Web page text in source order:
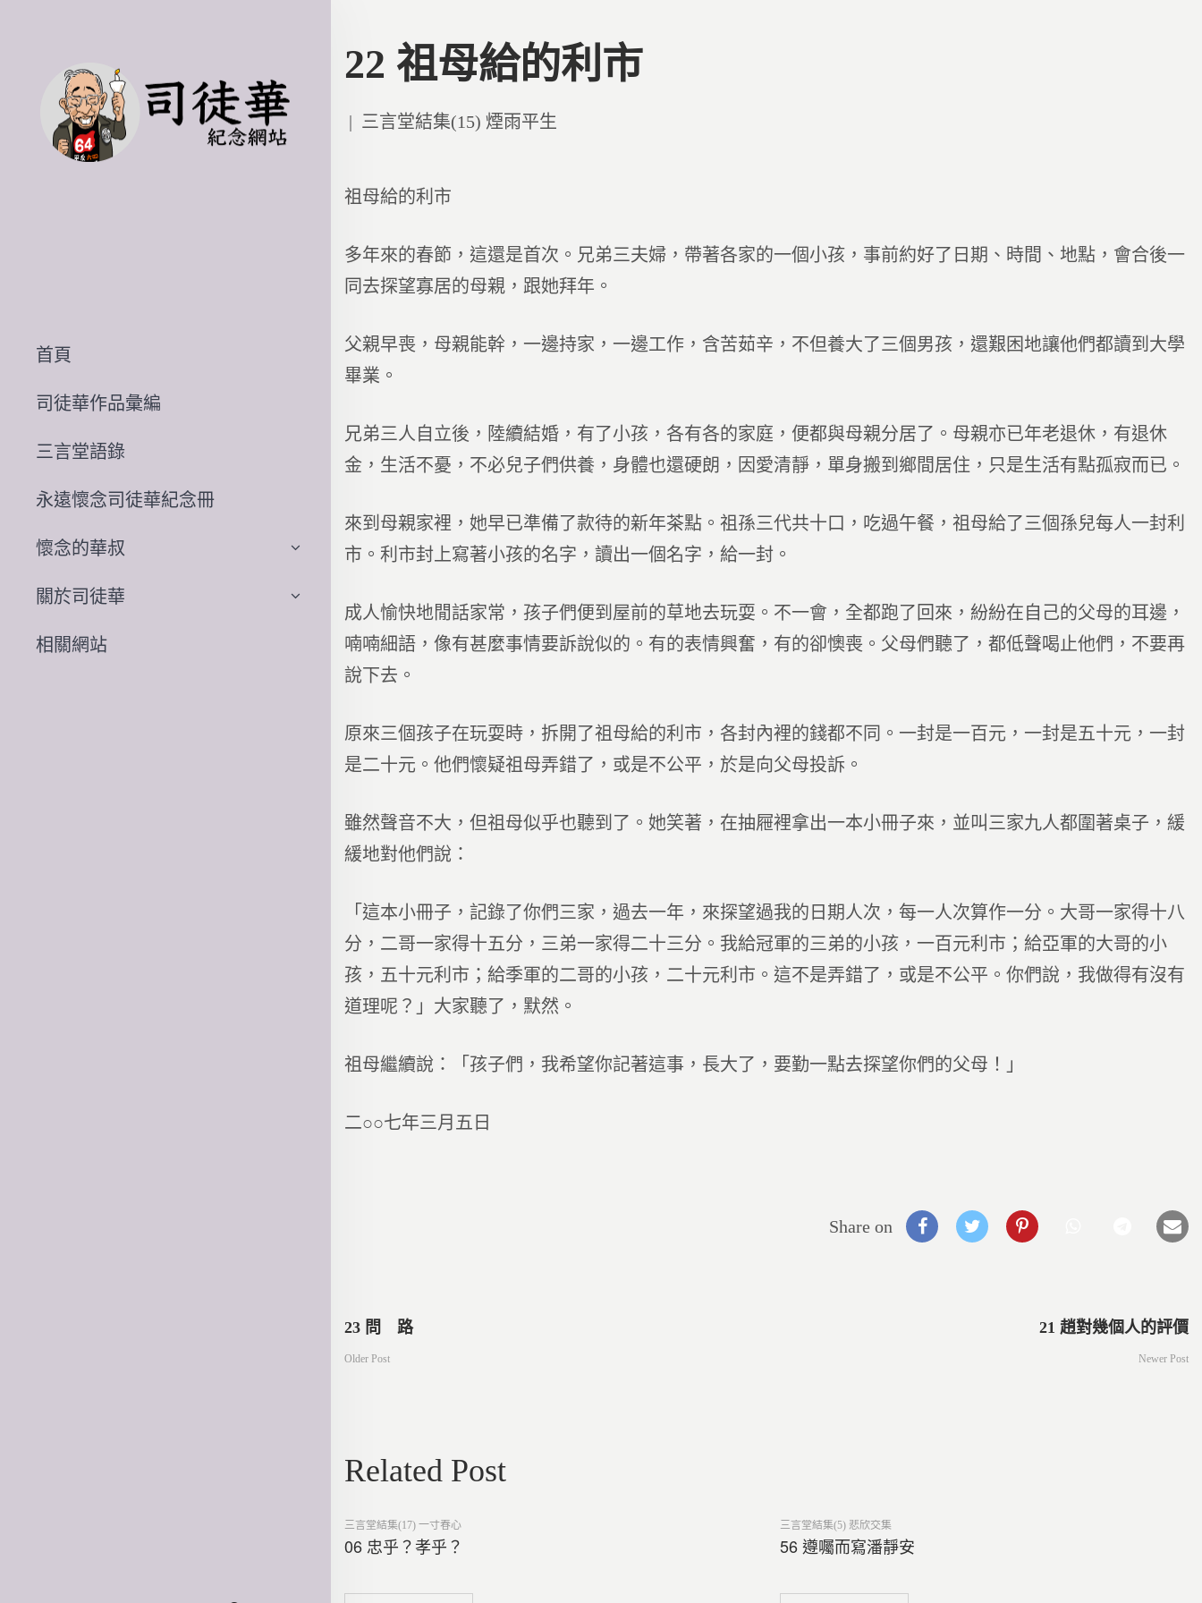
首頁
司徒華作品彙編
三言堂語錄
永遠懷念司徒華紀念冊
懷念的華叔
關於司徒華
相關網站
22 祖母給的利市
Posted
三言堂結集(15) 煙雨平生
祖母給的利市
多年來的春節，這還是首次。兄弟三夫婦，帶著各家的一個小孩，事前約好了日期、時間、地點，會合後一
同去探望寡居的母親，跟她拜年。
父親早喪，母親能幹，一邊持家，一邊工作，含苦茹辛，不但養大了三個男孩，還艱困地讓他們都讀到大學
畢業。
兄弟三人自立後，陸續結婚，有了小孩，各有各的家庭，便都與母親分居了。母親亦已年老退休，有退休
金，生活不憂，不必兒子們供養，身體也還硬朗，因愛清靜，單身搬到鄉間居住，只是生活有點孤寂而已。
來到母親家裡，她早已準備了款待的新年茶點。祖孫三代共十口，吃過午餐，祖母給了三個孫兒每人一封利
市。利市封上寫著小孩的名字，讀出一個名字，給一封。
成人愉快地閒話家常，孩子們便到屋前的草地去玩耍。不一會，全都跑了回來，紛紛在自己的父母的耳邊，
喃喃細語，像有甚麼事情要訴說似的。有的表情興奮，有的卻懊喪。父母們聽了，都低聲喝止他們，不要再
說下去。
原來三個孩子在玩耍時，拆開了祖母給的利市，各封內裡的錢都不同。一封是一百元，一封是五十元，一封
是二十元。他們懷疑祖母弄錯了，或是不公平，於是向父母投訴。
雖然聲音不大，但祖母似乎也聽到了。她笑著，在抽屜裡拿出一本小冊子來，並叫三家九人都圍著桌子，緩
緩地對他們說：
「這本小冊子，記錄了你們三家，過去一年，來探望過我的日期人次，每一人次算作一分。大哥一家得十八
分，二哥一家得十五分，三弟一家得二十三分。我給冠軍的三弟的小孩，一百元利市；給亞軍的大哥的小
孩，五十元利市；給季軍的二哥的小孩，二十元利市。這不是弄錯了，或是不公平。你們說，我做得有沒有
道理呢？」大家聽了，默然。
祖母繼續說：「孩子們，我希望你記著這事，長大了，要勤一點去探望你們的父母！」
二○○七年三月五日
Share on
文
導
覽
23 問 路
Older Post
21 趙對幾個人的評價
Newer Post
Related Post
Posted
三言堂結集(17) 一寸春心
06 忠乎？孝乎？
Posted
三言堂結集(5) 悲欣交集
56 遵囑而寫潘靜安